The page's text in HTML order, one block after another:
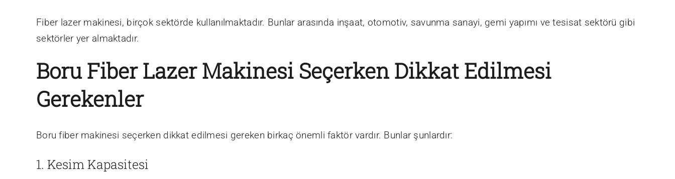
Fiber lazer makinesi, birçok sektörde kullanılmaktadır. Bunlar arasında inşaat, otomotiv, savunma sanayi, gemi yapımı ve tesisat sektörü gibi
sektörler yer almaktadır.
Boru Fiber Lazer Makinesi Seçerken Dikkat Edilmesi
Gerekenler
Boru fiber makinesi seçerken dikkat edilmesi gereken birkaç önemli faktör vardır. Bunlar şunlardır:
1. Kesim Kapasitesi